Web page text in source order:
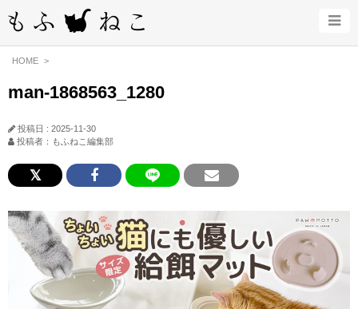
HOME
man-1868563_1280
投稿日 : 2025-11-30
投稿者：もふねこ編集部